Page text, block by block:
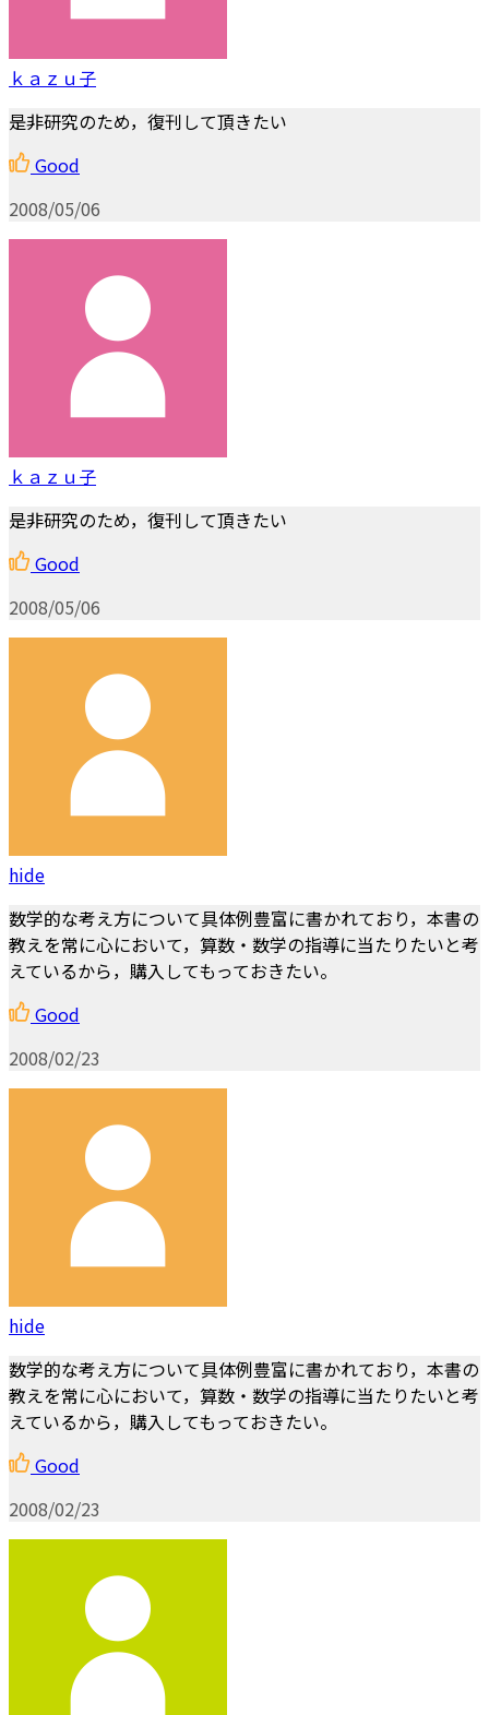
ｋａｚｕ子
是非研究のため，復刊して頂きたい
Good
2008/05/06
ｋａｚｕ子
是非研究のため，復刊して頂きたい
Good
2008/05/06
hide
数学的な考え方について具体例豊富に書かれており，本書の
教えを常に心において，算数・数学の指導に当たりたいと考
えているから，購入してもっておきたい。
Good
2008/02/23
hide
数学的な考え方について具体例豊富に書かれており，本書の
教えを常に心において，算数・数学の指導に当たりたいと考
えているから，購入してもっておきたい。
Good
2008/02/23